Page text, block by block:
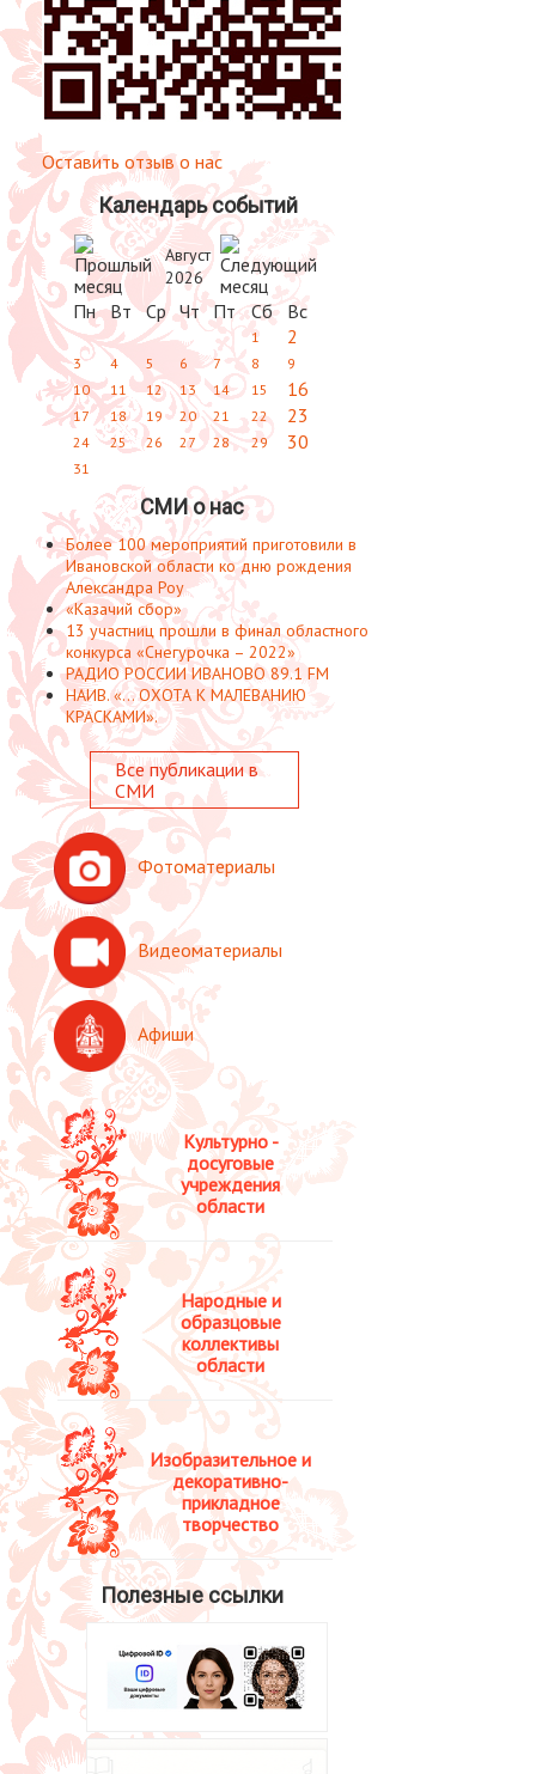
Культурно -
досуговые
учреждения
области
Народные и
образцовые
коллективы
области
Изобразительное и
декоративно-
прикладное
творчество
Полезные ссылки
Оставить отзыв о нас
Календарь событий
Август
2026
Пн Вт Ср Чт Пт Сб Вс
1 2
3 4 5 6 7 8
9
10
11 12 13 14 15 16
17 18 19 20 21 22 23
24 25 26 27 28 29 30
31
СМИ о нас
Более 100 мероприятий приготовили в
Ивановской области ко дню рождения
Александра Роу
«Казачий сбор»
13 участниц прошли в финал областного
конкурса «Снегурочка – 2022»
РАДИО РОССИИ ИВАНОВО 89.1 FM
НАИВ. «... ОХОТА К МАЛЕВАНИЮ
КРАСКАМИ».
Все публикации в
СМИ
Фотоматериалы
Видеоматериалы
Афиши